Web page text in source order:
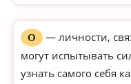
О
— личности,
могут испытывать
узнать самого себя